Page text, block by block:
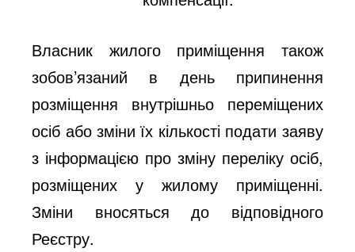
Власник жилого приміщення також
зобов’язаний в день припинення
розміщення внутрішньо переміщених
осіб або зміни їх кількості подати заяву
з інформацією про зміну переліку осіб,
розміщених у жилому приміщенні.
Зміни вносяться до відповідного
Реєстру.